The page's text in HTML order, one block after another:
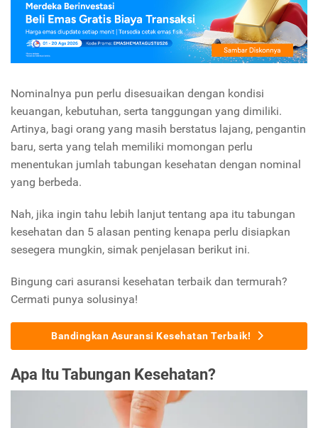
Nominalnya pun perlu disesuaikan dengan kondisi
keuangan, kebutuhan, serta tanggungan yang dimiliki.
Artinya, bagi orang yang masih berstatus lajang, pengantin
baru, serta yang telah memiliki momongan perlu
menentukan jumlah tabungan kesehatan dengan nominal
yang berbeda.
Nah, jika ingin tahu lebih lanjut tentang apa itu tabungan
kesehatan dan 5 alasan penting kenapa perlu disiapkan
sesegera mungkin, simak penjelasan berikut ini.
Bingung cari asuransi kesehatan terbaik dan termurah?
Cermati punya solusinya!
Bandingkan Asuransi Kesehatan Terbaik!
Apa Itu Tabungan Kesehatan?